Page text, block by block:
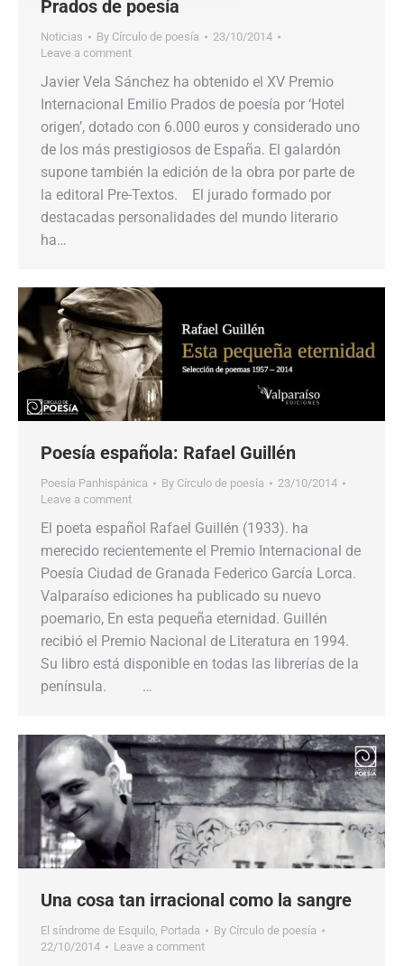
Prados de poesía
Noticias By Círculo de poesía
23/10/2014
Leave a comment
Javier Vela Sánchez ha obtenido el XV Premio
Internacional Emilio Prados de poesía por ‘Hotel
origen’, dotado con 6.000 euros y considerado uno
de los más prestigiosos de España. El galardón
supone también la edición de la obra por parte de
la editoral Pre-Textos. El jurado formado por
destacadas personalidades del mundo literario
ha…
Poesía española: Rafael Guillén
Poesía Panhispánica By Círculo de poesía
23/10/2014
Leave a comment
El poeta español Rafael Guillén (1933). ha
merecido recientemente el Premio Internacional de
Poesía Ciudad de Granada Federico García Lorca.
Valparaíso ediciones ha publicado su nuevo
poemario, En esta pequeña eternidad. Guillén
recibió el Premio Nacional de Literatura en 1994.
Su libro está disponible en todas las librerías de la
península. …
Una cosa tan irracional como la sangre
El síndrome de Esquilo, Portada By Círculo de poesía
22/10/2014
Leave a comment